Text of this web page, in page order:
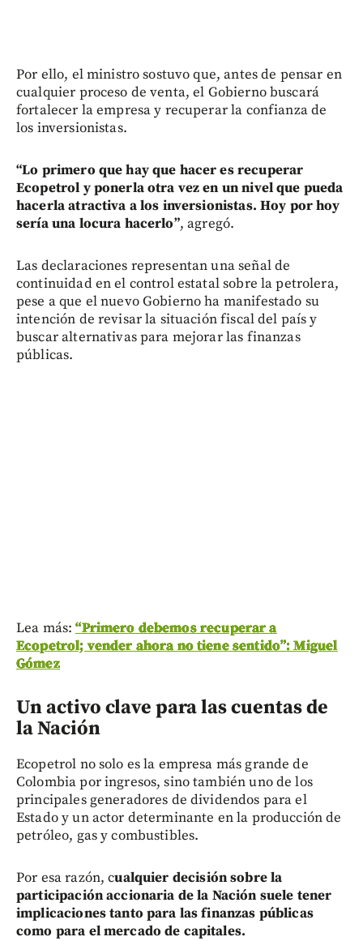
Por ello, el ministro sostuvo que, antes de pensar en
cualquier proceso de venta, el Gobierno buscará
fortalecer la empresa y recuperar la confianza de
los inversionistas.
“Lo primero que hay que hacer es recuperar
Ecopetrol y ponerla otra vez en un nivel que pueda
hacerla atractiva a los inversionistas. Hoy por hoy
sería una locura hacerlo”, agregó.
Las declaraciones representan una señal de
continuidad en el control estatal sobre la petrolera,
pese a que el nuevo Gobierno ha manifestado su
intención de revisar la situación fiscal del país y
buscar alternativas para mejorar las finanzas
públicas.
Lea más:“Primero debemos recuperar a
Ecopetrol; vender ahora no tiene sentido”: Miguel
Gómez
Un activo clave para las cuentas de
la Nación
Ecopetrol no solo es la empresa más grande de
Colombia por ingresos, sino también uno de los
principales generadores de dividendos para el
Estado y un actor determinante en la producción de
petróleo, gas y combustibles.
Por esa razón, cualquier decisión sobre la
participación accionaria de la Nación suele tener
implicaciones tanto para las finanzas públicas
como para el mercado de capitales.